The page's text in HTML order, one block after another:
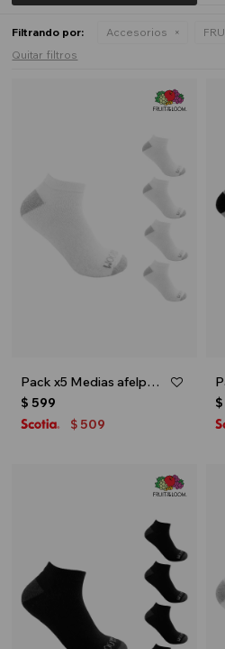
Filtrando por: Accesorios
Quitar filtros
Pack x5 Medias afelpadas sin caña para caballero - Blanco
$ 599
$ 509
$